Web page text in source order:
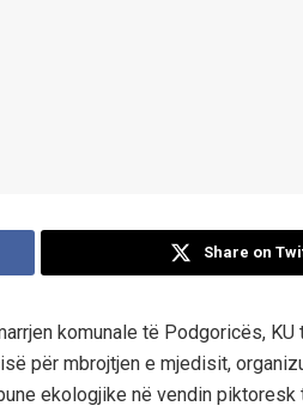
Share on
komunale të Podgoricës,
për mbrojtjen e mjedisit,
ekologjike në vendin piktoresk